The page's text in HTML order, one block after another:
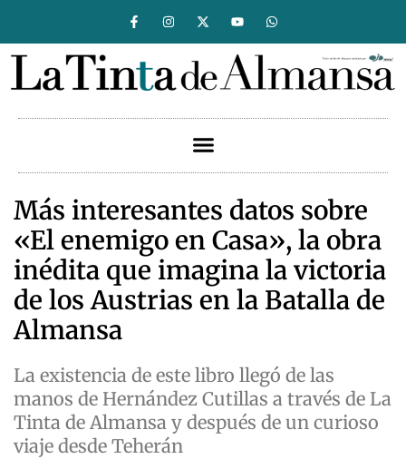
Más interesantes datos sobre
«El enemigo en Casa», la obra
inédita que imagina la victoria
de los Austrias en la Batalla de
Almansa
La existencia de este libro llegó de las
manos de Hernández Cutillas a través de La
Tinta de Almansa y después de un curioso
viaje desde Teherán